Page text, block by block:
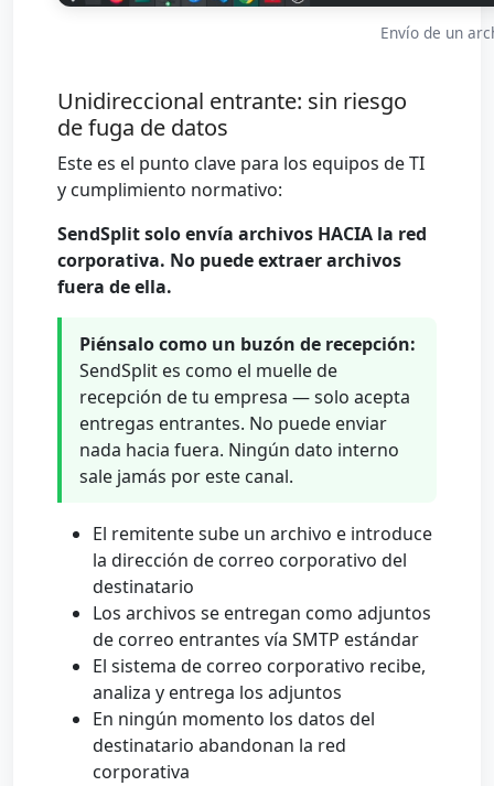
Envío de un
Unidireccional entrante: sin riesgo
de fuga de datos
Este es el punto clave para los equipos de TI
y cumplimiento normativo:
SendSplit solo envía archivos HACIA la red
corporativa. No puede extraer archivos
fuera de ella.
Piénsalo como un buzón de recepción:
SendSplit es como el muelle de
recepción de tu empresa — solo acepta
entregas entrantes. No puede enviar
nada hacia fuera. Ningún dato interno
sale jamás por este canal.
El remitente sube un archivo e introduce
la dirección de correo corporativo del
destinatario
Los archivos se entregan como adjuntos
de correo entrantes vía SMTP estándar
El sistema de correo corporativo recibe,
analiza y entrega los adjuntos
En ningún momento los datos del
destinatario abandonan la red
corporativa